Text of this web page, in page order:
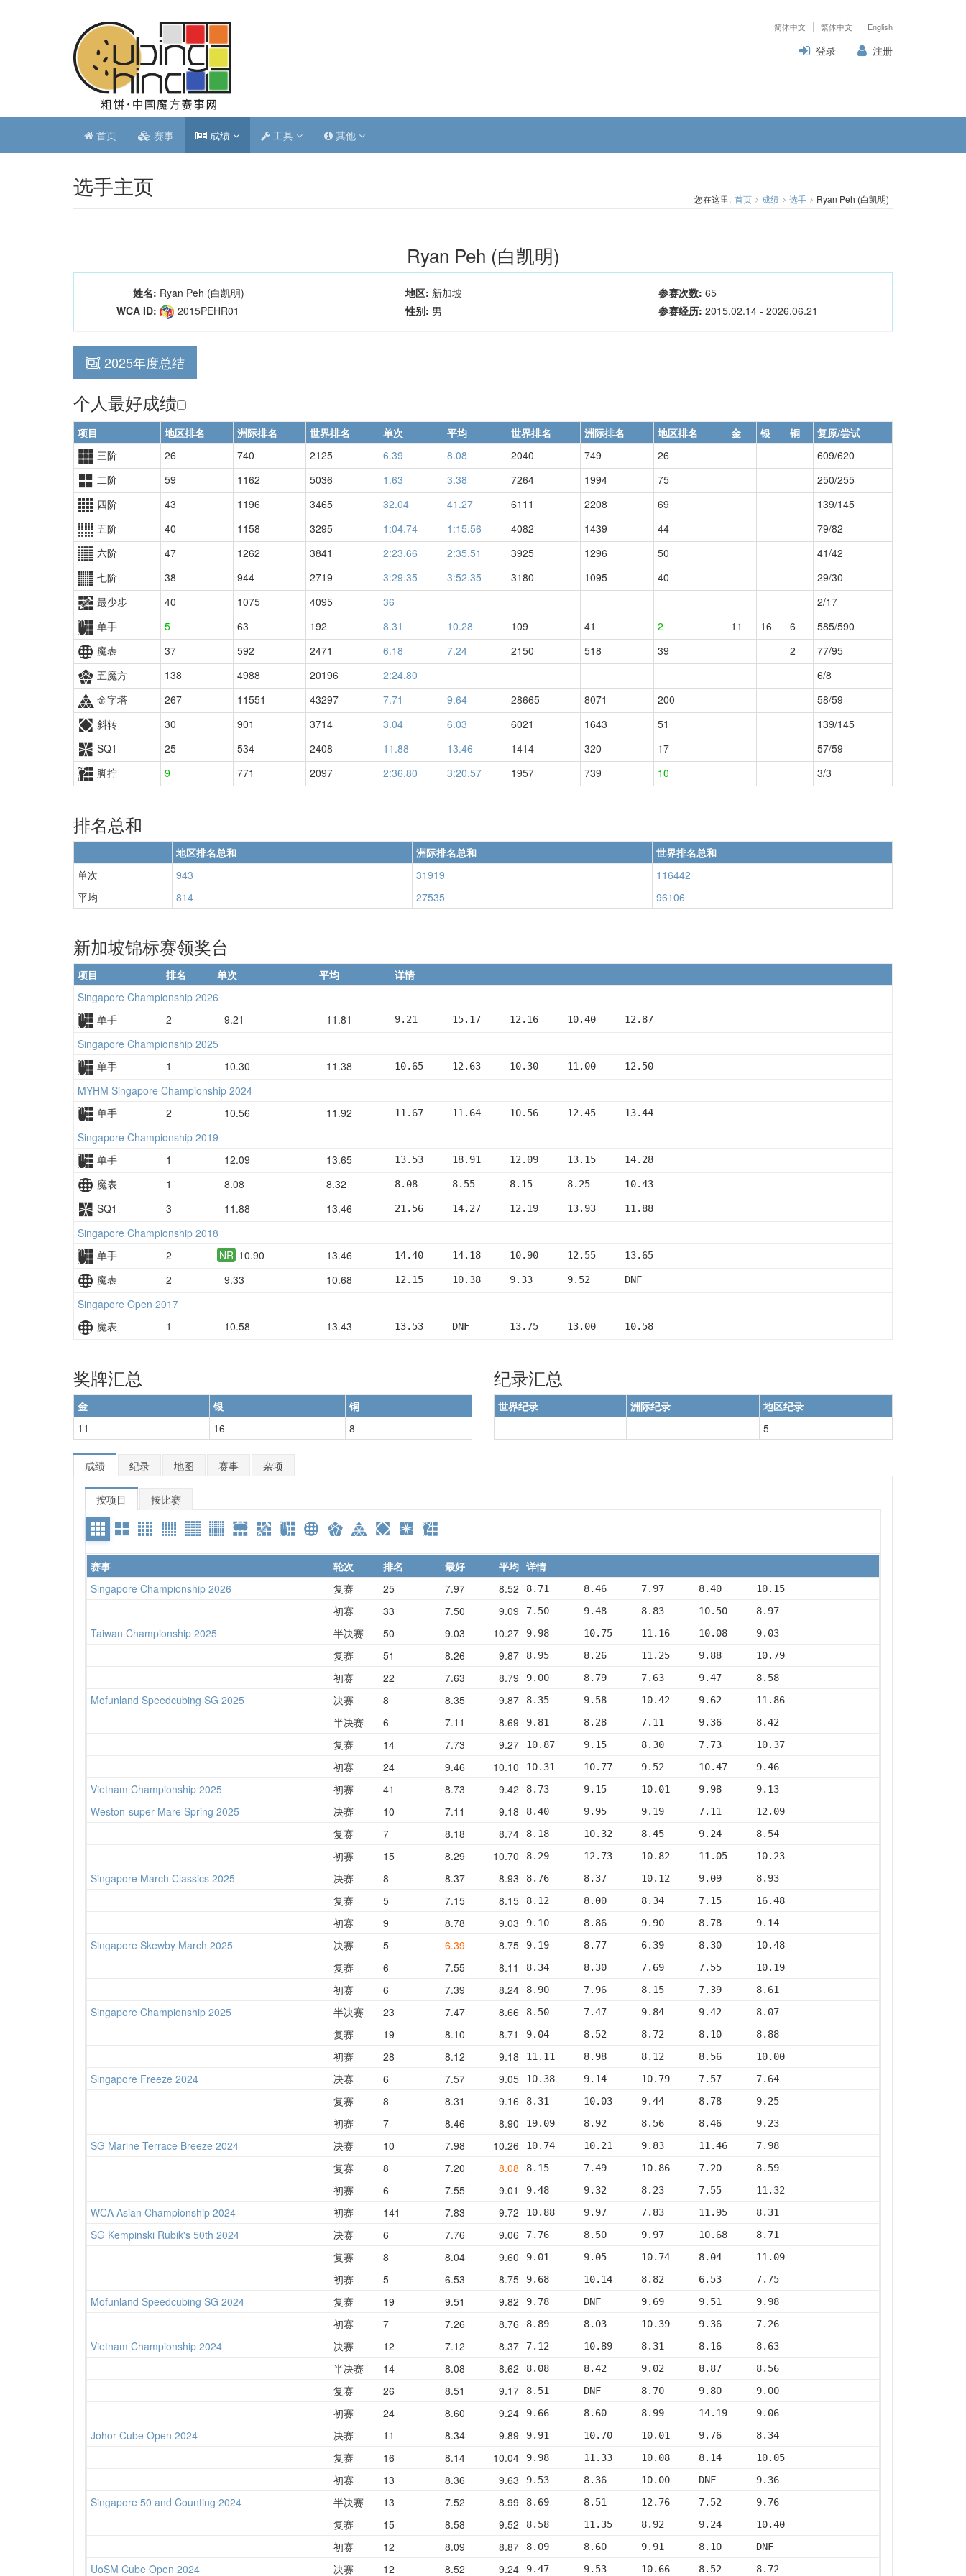
简体中文 繁体中文 English
登录 注册
首页 赛事 成绩 工具 其他
选手主页 您在这里: 首页 成绩 选手 Ryan Peh (白凯明)
Ryan Peh (白凯明)
姓名: Ryan Peh (白凯明) 地区: 新加坡 参赛次数: 65
WCA ID:
2015PEHR01 性别: 男 参赛经历: 2015.02.14 - 2026.06.21
2025年度总结
个人最好成绩
项目 地区排名 洲际排名 世界排名 单次 平均 世界排名 洲际排名 地区排名 金 银 铜
复原/尝试
三阶
26 740 2125 6.39 8.08 2040 749 26
609/620
二阶
59 1162 5036 1.63 3.38 7264 1994 75
250/255
四阶
43 1196 3465 32.04 41.27 6111 2208 69
139/145
五阶
40 1158 3295 1:04.74 1:15.56 4082 1439 44
79/82
六阶
47 1262 3841 2:23.66 2:35.51 3925 1296 50
41/42
七阶
38 944 2719 3:29.35 3:52.35 3180 1095 40
29/30
最少步
40 1075 4095 36
2/17
单手
5 63 192 8.31 10.28 109 41 2 11 16 6
585/590
魔表
37 592 2471 6.18 7.24 2150 518 39 2
77/95
五魔方
138 4988 20196 2:24.80
6/8
金字塔
267 11551 43297 7.71 9.64 28665 8071 200
58/59
斜转
30 901 3714 3.04 6.03 6021 1643 51
139/145
SQ1
25 534 2408 11.88 13.46 1414 320 17
57/59
脚拧
9 771 2097 2:36.80 3:20.57 1957 739 10 3/3
排名总和
地区排名总和 洲际排名总和
世界排名总和
单次
943 31919
116442
平均
814 27535 96106
新加坡锦标赛领奖台
项目 排名 单次 平均
详情
Singapore Championship 2026
单手
2 9.21 11.81 9.21      15.17     12.16     10.40     12.87
Singapore Championship 2025
单手
1 10.30 11.38 10.65     12.63     10.30     11.00     12.50
MYHM Singapore Championship 2024
单手
2 10.56 11.92 11.67     11.64     10.56     12.45     13.44
Singapore Championship 2019
单手
1 12.09 13.65 13.53     18.91     12.09     13.15     14.28
魔表 1 8.08 8.32 8.08      8.55      8.15      8.25      10.43
SQ1 3 11.88 13.46 21.56     14.27     12.19     13.93     11.88
Singapore Championship 2018
单手
2 NR 10.90 13.46 14.40     14.18     10.90     12.55     13.65
魔表 2 9.33 10.68 12.15     10.38     9.33      9.52      DNF
Singapore Open 2017
魔表
1 10.58 13.43 13.53     DNF       13.75     13.00     10.58
奖牌汇总
金 银
铜
11
16 8
纪录汇总
世界纪录 洲际纪录
地区纪录
5
成绩 纪录 地图 赛事 杂项
按项目 按比赛
赛事 轮次 排名 最好 平均 详情
Singapore Championship 2026
复赛 25 7.97 8.52 8.71      8.46      7.97      8.40      10.15
初赛 33 7.50 9.09 7.50      9.48      8.83      10.50     8.97
Taiwan Championship 2025 半决赛 50 9.03 10.27 9.98      10.75     11.16     10.08     9.03
复赛 51 8.26 9.87 8.95      8.26      11.25     9.88      10.79
初赛 22 7.63 8.79 9.00      8.79      7.63      9.47      8.58
Mofunland Speedcubing SG 2025 决赛 8 8.35 9.87 8.35      9.58      10.42     9.62      11.86
半决赛 6 7.11 8.69 9.81      8.28      7.11      9.36      8.42
复赛 14 7.73 9.27 10.87     9.15      8.30      7.73      10.37
初赛 24 9.46 10.10 10.31     10.77     9.52      10.47     9.46
Vietnam Championship 2025 初赛 41 8.73 9.42 8.73      9.15      10.01     9.98      9.13
Weston-super-Mare Spring 2025 决赛 10 7.11 9.18 8.40      9.95      9.19      7.11      12.09
复赛 7 8.18 8.74 8.18      10.32     8.45      9.24      8.54
初赛 15 8.29 10.70 8.29      12.73     10.82     11.05     10.23
Singapore March Classics 2025 决赛 8 8.37 8.93 8.76      8.37      10.12     9.09      8.93
复赛 5 7.15 8.15 8.12      8.00      8.34      7.15      16.48
初赛 9 8.78 9.03 9.10      8.86      9.90      8.78      9.14
Singapore Skewby March 2025 决赛 5 6.39 8.75 9.19      8.77      6.39      8.30      10.48
复赛 6 7.55 8.11 8.34      8.30      7.69      7.55      10.19
初赛 6 7.39 8.24 8.90      7.96      8.15      7.39      8.61
Singapore Championship 2025 半决赛 23 7.47 8.66 8.50      7.47      9.84      9.42      8.07
复赛 19 8.10 8.71 9.04      8.52      8.72      8.10      8.88
初赛 28 8.12 9.18 11.11     8.98      8.12      8.56      10.00
Singapore Freeze 2024 决赛 6 7.57 9.05 10.38     9.14      10.79     7.57      7.64
复赛 8 8.31 9.16 8.31      10.03     9.44      8.78      9.25
初赛 7 8.46 8.90 19.09     8.92      8.56      8.46      9.23
SG Marine Terrace Breeze 2024 决赛 10 7.98 10.26 10.74     10.21     9.83      11.46     7.98
复赛 8 7.20 8.08 8.15      7.49      10.86     7.20      8.59
初赛 6 7.55 9.01 9.48      9.32      8.23      7.55      11.32
WCA Asian Championship 2024 初赛 141 7.83 9.72 10.88     9.97      7.83      11.95     8.31
SG Kempinski Rubik's 50th 2024 决赛 6 7.76 9.06 7.76      8.50      9.97      10.68     8.71
复赛 8 8.04 9.60 9.01      9.05      10.74     8.04      11.09
初赛 5 6.53 8.75 9.68      10.14     8.82      6.53      7.75
Mofunland Speedcubing SG 2024 复赛 19 9.51 9.82 9.78      DNF       9.69      9.51      9.98
初赛 7 7.26 8.76 8.89      8.03      10.39     9.36      7.26
Vietnam Championship 2024 决赛 12 7.12 8.37 7.12      10.89     8.31      8.16      8.63
半决赛 14 8.08 8.62 8.08      8.42      9.02      8.87      8.56
复赛 26 8.51 9.17 8.51      DNF       8.70      9.80      9.00
初赛 24 8.60 9.24 9.66      8.60      8.99      14.19     9.06
Johor Cube Open 2024 决赛 11 8.34 9.89 9.91      10.70     10.01     9.76      8.34
复赛 16 8.14 10.04 9.98      11.33     10.08     8.14      10.05
初赛 13 8.36 9.63 9.53      8.36      10.00     DNF       9.36
Singapore 50 and Counting 2024 半决赛 13 7.52 8.99 8.69      8.51      12.76     7.52      9.76
复赛 15 8.58 9.52 8.58      11.35     8.92      9.24      10.40
初赛 12 8.09 8.87 8.09      8.60      9.91      8.10      DNF
UoSM Cube Open 2024 决赛 12 8.52 9.24 9.47      9.53      10.66     8.52      8.72